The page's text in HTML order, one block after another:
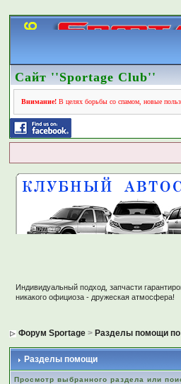
Сайт ''Sportage Club''
Внимание! В целях борьбы со спамом, новые
Индивидуальный подход, запчасти
никакого официоза - дружеская атмосфера!
Форум Sportage > Разделы помощи
Разделы помощи
Просмотр выбранного раздела или